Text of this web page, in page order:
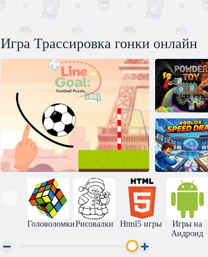
Игра Трассировка гонки онлайн
Пороховая
игрушка
Быстрое
рисование
ГоловоломкиРисовалки Html5 игры
Игры на
Андроид